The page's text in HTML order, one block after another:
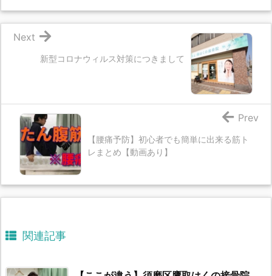
新型コロナウィルス対策につきまして
Next
【腰痛予防】初心者でも簡単に出来る筋ト
レまとめ【動画あり】
Prev
関連記事